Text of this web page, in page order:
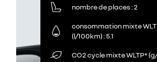
nombre de places 2
consommation mixte
(l/100km) 5.1
CO2 cycle mixte WLTP*